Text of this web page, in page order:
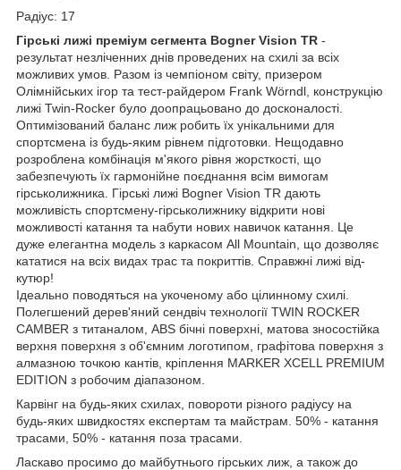
Радіус: 17
Гірські лижі преміум сегмента Bogner Vision TR -
результат незліченних днів проведених на схилі за всіх
можливих умов. Разом із чемпіоном світу, призером
Олімнійських ігор та тест-райдером Frank Wörndl, конструкцію
лижі Twin-Rocker було доопрацьовано до досконалості.
Оптимізований баланс лиж робить їх унікальними для
спортсмена із будь-яким рівнем підготовки. Нещодавно
розроблена комбінація м'якого рівня жорсткості, що
забезпечують їх гармонійне поєднання всім вимогам
гірськолижника. Гірські лижі Bogner Vision TR дають
можливість спортсмену-гірськолижнику відкрити нові
можливості катання та набути нових навичок катання. Це
дуже елегантна модель з каркасом All Mountain, що дозволяє
кататися на всіх видах трас та покриттів. Справжні лижі від-
кутюр!
Ідеально поводяться на укоченому або цілинному схилі.
Полегшений дерев'яний сендвіч технології TWIN ROCKER
CAMBER з титаналом, ABS бічні поверхні, матова зносостійка
верхня поверхня з об'ємним логотипом, графітова поверхня з
алмазною точкою кантів, кріплення MARKER XCELL PREMIUM
EDITION з робочим діапазоном.
Карвінг на будь-яких схилах, повороти різного радіусу на
будь-яких швидкостях експертам та майстрам. 50% - катання
трасами, 50% - катання поза трасами.
Ласкаво просимо до майбутнього гірських лиж, а також до